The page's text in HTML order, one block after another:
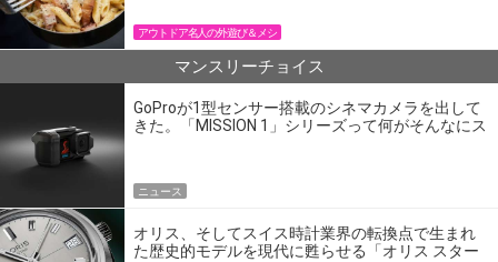
アウトドア名人の外遊び＆メシ
マンスリーチョイス
GoProが1型センサー搭載のシネマカメラを出して
きた。「MISSION 1」シリーズって何がそんなにス
ニュース
オリス、そしてスイス時計業界の転換点で生まれ
た歴史的モデルを現代に甦らせる「オリス スター